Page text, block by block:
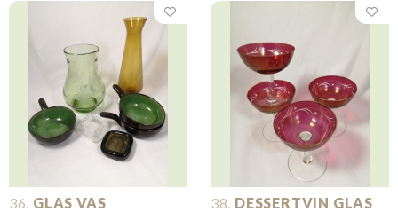
36. GLAS VAS 38. DESSERTVIN GLAS